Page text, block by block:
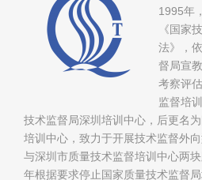
1995年
《国家
法》，
督局宣
考察评
监督培
技术监督局深圳培训中心，后更名
培训中心，致力于开展技术监督外
与深圳市质量技术监督培训中心两
年根据要求停止国家质量技术监督局